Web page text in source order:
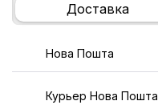
Доставка
Нова Пошта
Курьер Нова Пошта